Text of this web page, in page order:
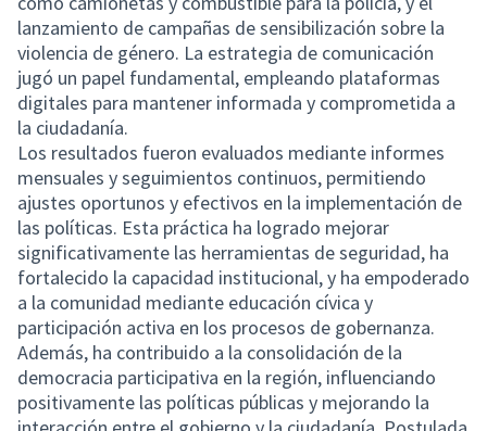
lanzamiento de campañas de sensibilización sobre la
violencia de género. La estrategia de comunicación
jugó un papel fundamental, empleando plataformas
digitales para mantener informada y comprometida a
la ciudadanía.
Los resultados fueron evaluados mediante informes
mensuales y seguimientos continuos, permitiendo
ajustes oportunos y efectivos en la implementación de
las políticas. Esta práctica ha logrado mejorar
significativamente las herramientas de seguridad, ha
fortalecido la capacidad institucional, y ha empoderado
a la comunidad mediante educación cívica y
participación activa en los procesos de gobernanza.
Además, ha contribuido a la consolidación de la
democracia participativa en la región, influenciando
positivamente las políticas públicas y mejorando la